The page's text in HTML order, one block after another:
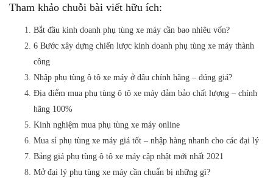
Tham khảo chuỗi bài viết hữu ích:
Bắt đầu kinh doanh phụ tùng xe máy cần bao nhiêu vốn?
6 Bước xây dựng chiến lược kinh doanh phụ tùng xe máy thành
công
Nhập phụ tùng ô tô xe máy ở đâu chính hãng – đúng giá?
Địa điểm mua phụ tùng ô tô xe máy đảm bảo chất lượng – chính
hãng 100%
Kinh nghiệm mua phụ tùng xe máy online
Mua sỉ phụ tùng xe máy giá tốt – nhập hàng nhanh cho các đại lý
Bảng giá phụ tùng ô tô xe máy cập nhật mới nhất 2021
Mở đại lý phụ tùng xe máy cần chuẩn bị những gì?